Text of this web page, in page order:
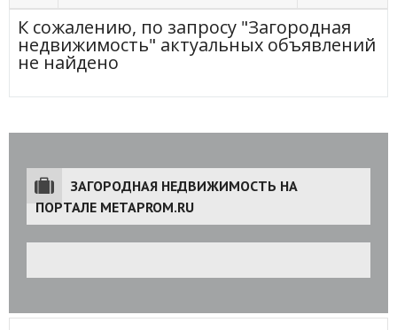
К сожалению, по запросу "Загородная
недвижимость" актуальных объявлений
не найдено
ЗАГОРОДНАЯ НЕДВИЖИМОСТЬ НА
ПОРТАЛЕ METAPROM.RU